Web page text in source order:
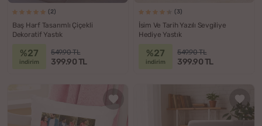
(2)
Baş Harf Tasarımlı Çiçekli
Dekoratif Yastık
%27
indirim
549.90 TL
399.90 TL
(3)
İsim Ve Tarih Yazılı Sevgiliye
Hediye Yastık
%27
indirim
549.90 TL
399.90 TL